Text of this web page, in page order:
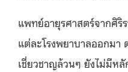
แพทย์อายุรศาสตร์จากศิริ
แต่ละโรงพยาบาลออกมา
เชี่ยวชาญล้วนๆ ยังไม่มีห